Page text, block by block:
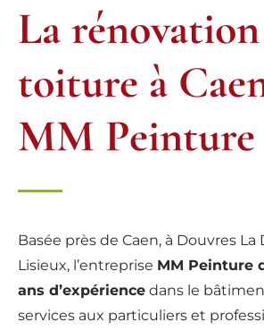
La
toiture à
MM Peinture
Basée près de Caen, à Douvres
Lisieux, l’entreprise MM Peinture
ans d’expérience dans le
services aux particuliers et